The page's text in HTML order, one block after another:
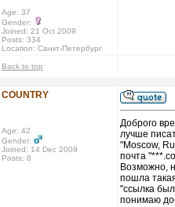
Age: 37
Gender:
Joined: 21 Oct 2009
Posts: 334
Location: Санкт-Петербург
Back to top
COUNTRY
Age: 42
Gender:
Joined: 14 Dec 2009
Posts: 8
Доброго
лучше
"Moscow,
почта
Возможно,
пошла
"ссылка
понимаю